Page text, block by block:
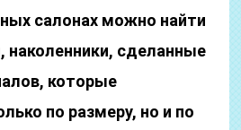
салонах можно найти
наколенники, сделанные
которые
по размеру, но и по